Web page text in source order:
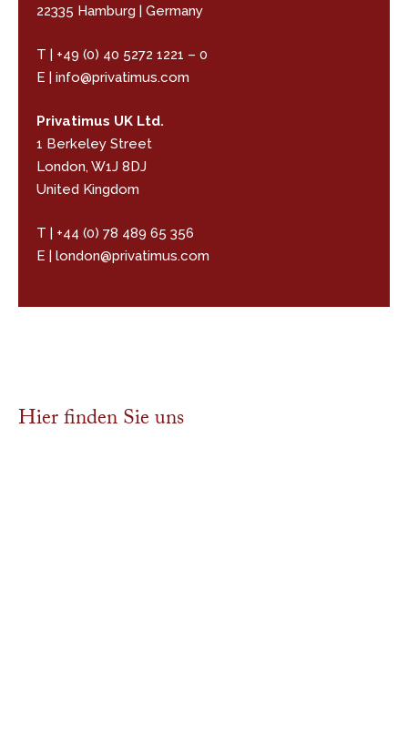
22335 Hamburg | Germany
T | +49 (0) 40 5272 1221 – 0
E | info@privatimus.com
Privatimus UK Ltd.
1 Berkeley Street
London, W1J 8DJ
United Kingdom
T | +44 (0) 78 489 65 356
E | london@privatimus.com
Hier finden Sie uns